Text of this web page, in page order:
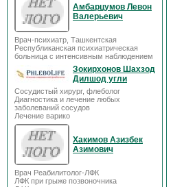
Амбарцумов Левон
Валерьевич
Врач-психиатр, Ташкентская
Республиканская психиатрическая
больница с интенсивным наблюдением
Зокирхонов Шахзод
Дилшод угли
Сосудистый хирург, флеболог
Диагностика и лечение любых
заболеваний сосудов
Лечение варико
Хакимов Азизбек
Азимович
Врач Реабилитолог-ЛФК
ЛФК при грыже позвоночника